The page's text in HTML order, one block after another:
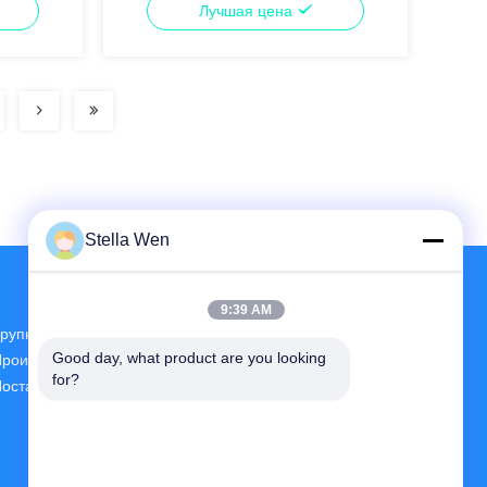
Лучшая цена
Научно-Исследовательские И
Предприятия FPV VTX
В Китае
Stella Wen
9:39 AM
Good day, what product are you looking
for?